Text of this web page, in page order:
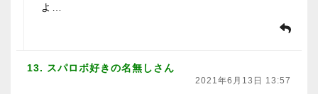
よ…
13. スパロボ好きの名無しさん
2021年6月13日 13:57